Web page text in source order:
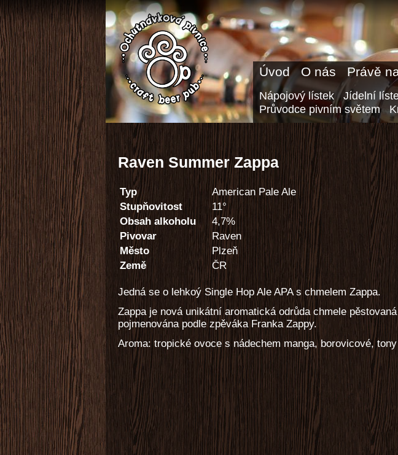
Úvod O nás Právě
Nápojový lístek Jídelní
Průvodce pivním světem
Raven Summer Zappa
Typ
American Pale Ale
Stupňovitost
11°
Obsah alkoholu
4,7%
Pivovar
Raven
Město
Plzeň
Země
ČR
Jedná se o lehkoý Single Hop Ale APA s chmelem Zappa.
Zappa je nová unikátní aromatická odrůda chmele
pojmenována podle zpěváka Franka Zappy.
Aroma: tropické ovoce s nádechem manga, borovicové,